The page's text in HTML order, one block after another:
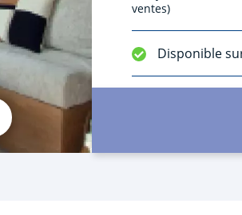
ventes)
Disponible